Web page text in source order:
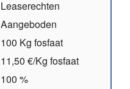
Leaserechten
Aangeboden
100 Kg fosfaat
11,50 €/Kg fosfaat
100 %